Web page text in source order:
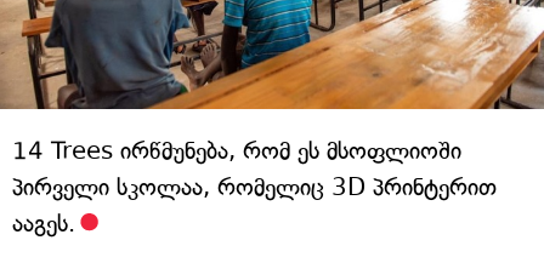
14 Trees ირწმუნება, რომ ეს მსოფლიოში
პირველი სკოლაა, რომელიც 3D პრინტერით
ააგეს.